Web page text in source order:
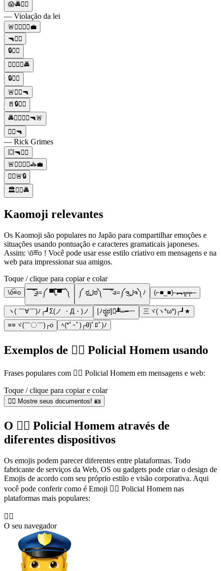
😱🚔👮‍♂️
— Violação da lei
🚨👮‍♂️👮‍♀️💼
🔫👮‍♂️
🔒👮‍♂️
👮‍♂️👮‍♀️🚔
🔒👮‍♂️
🚨👮‍♂️🔫
🚪🔒👮‍♂️
🚔👮‍♂️👮‍♀️🔫🚨
👮‍♂️🔫
— Rick Grimes
💥🔫👮‍♂️
🚨👮‍♂️👮‍♀️🚓💼
👮‍♂️🚨🔒
🏛️👮‍♂️🚔
Kaomoji relevantes
Os Kaomoji são populares no Japão para compartilhar emoções e
situações usando pontuação e caracteres gramaticais japoneses.
Assim: \ō͡≡o ! Você pode usar esse estilo criativo em mensagens e na
web para impressionar sua amigos.
Toque / clique para copiar e colar
\ō͡≡o ̿̿ ̿̿ ̿’̿’̵͇̿̿з=༼ ▀̿̿Ĺ̯̿̿▀̿ ̿ ༽ ༼ ಠل͟ಠ༽ ̿ ̿ ̿ ̿’̿’̵з=༼ຈل͜ຈ༽ﾉ (⌐■_■)–︻╦╤─
ヽ( ￣∀￣)ﾉ┌┛Σ(ノ ・Д・)ノ [ﾉಠೃಠ]︻̷┻̿═━一
三ヾ(ヽ*ω*)┌┛★
≡≡ヾ(￣〇￣)┌ο
ﾍ(*ﾟｰﾟ)┌θ)ﾟﾛﾟ)ﾉ
Exemplos de 👮‍♂️ Policial Homem usando
Frases populares com 👮‍♂️ Policial Homem em mensagens e web:
Toque / clique para copiar e colar
👮‍♂️ Mostre seus documentos! 🪪
O 👮‍♂️ Policial Homem através de
diferentes dispositivos
Os emojis podem parecer diferentes entre plataformas. Todo
fabricante de serviços da Web, OS ou gadgets pode criar o design de
Emojis de acordo com seu próprio estilo e visão corporativa. Aqui
você pode conferir como é Emoji 👮‍♂️ Policial Homem nas
plataformas mais populares:
👮‍♂️
O seu navegador